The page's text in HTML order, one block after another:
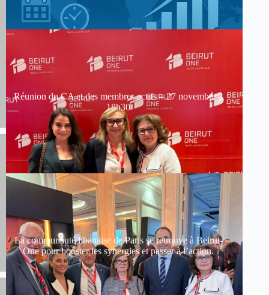
Réunion du CA et des membres actifs – 27 novembre à
18h30
La communauté libanaise de Paris se retrouve à Beirut-
One pour booster les synergies et passer à l’action.